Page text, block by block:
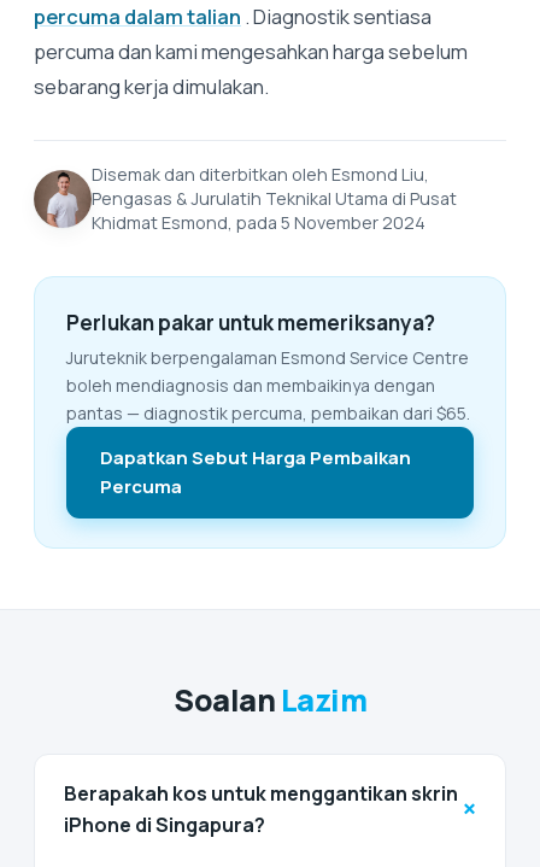
percuma dalam talian . Diagnostik sentiasa
percuma dan kami mengesahkan harga sebelum
sebarang kerja dimulakan.
Disemak dan diterbitkan oleh Esmond Liu,
Pengasas & Jurulatih Teknikal Utama di Pusat
Khidmat Esmond, pada 5 November 2024
Perlukan pakar untuk memeriksanya?
Juruteknik berpengalaman Esmond Service Centre
boleh mendiagnosis dan membaikinya dengan
pantas — diagnostik percuma, pembaikan dari $65.
Dapatkan Sebut Harga Pembaikan
Percuma
Soalan Lazim
Berapakah kos untuk menggantikan skrin
iPhone di Singapura?
+